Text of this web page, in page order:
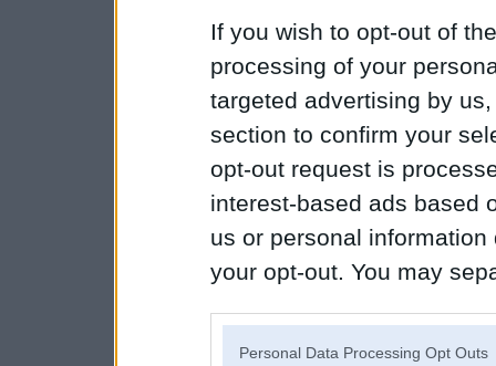
If you wish to opt-out of
processing of your
targeted advertising by
section to confirm your
opt-out request is
interest-based ads based
us or personal
your opt-out. You may
Personal Data Processing Opt Outs